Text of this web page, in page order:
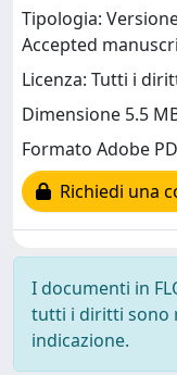
Tipologia:
Accepted
Licenza: Tutti i
Dimensione 5.5
Formato Adobe
Richiedi una
I documenti in
tutti i diritti sono
indicazione.